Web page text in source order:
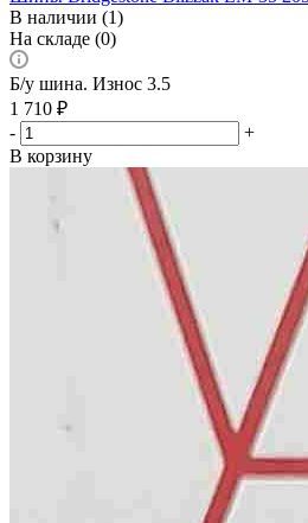
В наличии (1)
На складе (0)
Б/у шина. Износ 3.5
1 710 ₽
-
+
В корзину